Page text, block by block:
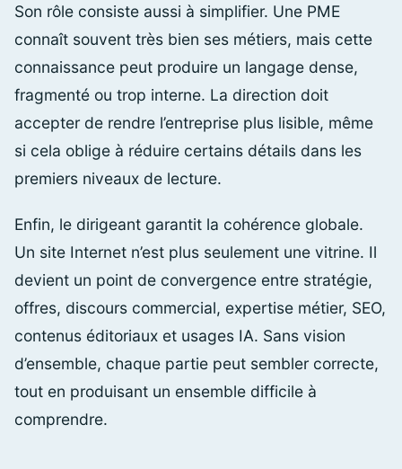
Son rôle consiste aussi à simplifier. Une PME
connaît souvent très bien ses métiers, mais cette
connaissance peut produire un langage dense,
fragmenté ou trop interne. La direction doit
accepter de rendre l’entreprise plus lisible, même
si cela oblige à réduire certains détails dans les
premiers niveaux de lecture.
Enfin, le dirigeant garantit la cohérence globale.
Un site Internet n’est plus seulement une vitrine. Il
devient un point de convergence entre stratégie,
offres, discours commercial, expertise métier, SEO,
contenus éditoriaux et usages IA. Sans vision
d’ensemble, chaque partie peut sembler correcte,
tout en produisant un ensemble difficile à
comprendre.